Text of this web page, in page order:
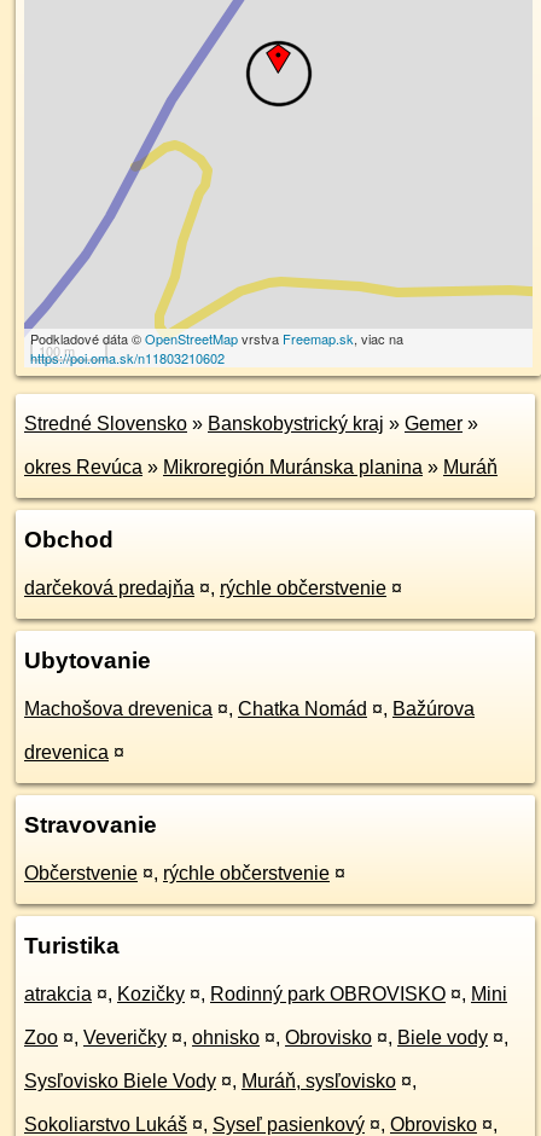
100 m
Podkladové dáta ©OpenStreetMapvrstva Freemap.sk, viac na
https://poi.oma.sk/n11803210602
Stredné Slovensko » Banskobystrický kraj » Gemer »
okres Revúca » Mikroregión Muránska planina » Muráň
Obchod
darčeková predajňa ¤, rýchle občerstvenie ¤
Ubytovanie
Machošova drevenica ¤, Chatka Nomád ¤, Bažúrova
drevenica ¤
Stravovanie
Občerstvenie ¤, rýchle občerstvenie ¤
Turistika
atrakcia ¤, Kozičky ¤, Rodinný park OBROVISKO ¤, Mini
Zoo ¤, Veveričky ¤, ohnisko ¤, Obrovisko ¤, Biele vody ¤,
Sysľovisko Biele Vody ¤, Muráň, sysľovisko ¤,
Sokoliarstvo Lukáš ¤, Syseľ pasienkový ¤, Obrovisko ¤,